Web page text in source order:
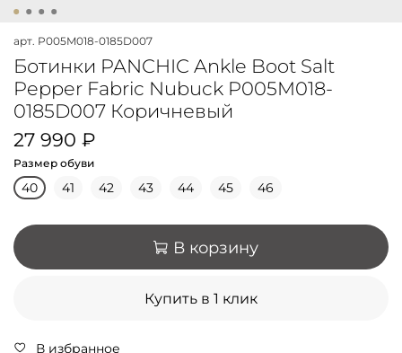
арт. P005M018-0185D007
Ботинки PANCHIC Ankle Boot Salt
Pepper Fabric Nubuck P005M018-
0185D007 Коричневый
27 990 ₽
Размер обуви
40 41 42 43 44 45 46
В корзину
Купить в 1 клик
В избранное